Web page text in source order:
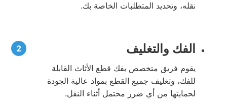
نقله، وتحديد المتطلبات الخاصة بك.
الفك والتغليف
يقوم فريق متخصص بفك قطع الأثاث القابلة
للفك، وتغليف جميع القطع بمواد عالية الجودة
لحمايتها من أي ضرر محتمل أثناء النقل.